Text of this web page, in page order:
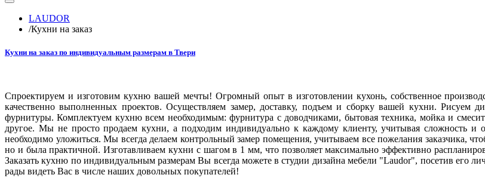
LAUDOR
/Кухни на заказ
Кухни на заказ по индивидуальным размерам в Твери
Спроектируем и изготовим кухню вашей мечты! Огромный опыт в изготовлении кухонь, собственное
качественно выполненных проектов. Осуществляем замер, доставку, подъем и сборку вашей кухни. Рисуем
фурнитуры. Комплектуем кухню всем необходимым: фурнитура с доводчиками, бытовая техника, мойка и
другое. Мы не просто продаем кухни, а подходим индивидуально к каждому клиенту, учитывая сложность и
необходимо уложиться. Мы всегда делаем контрольный замер помещения, учитываем все пожелания заказчика,
но и была практичной. Изготавливаем кухни с шагом в 1 мм, что позволяет максимально эффективно
Заказать кухню по индивидуальным размерам Вы всегда можете в студии дизайна мебели "Laudor", посетив его
рады видеть Вас в числе наших довольных покупателей!